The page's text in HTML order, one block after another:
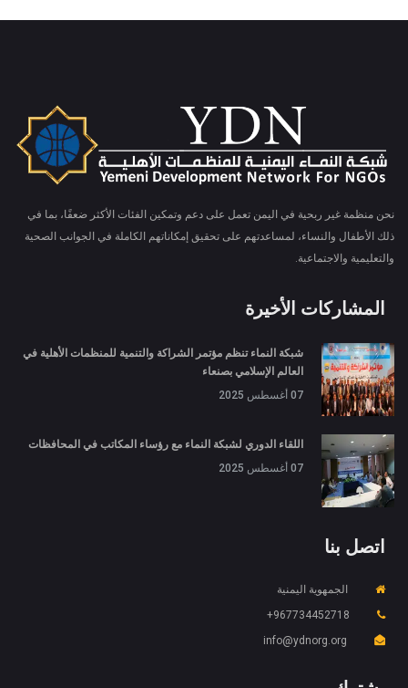
نحن منظمة غير ربحية في اليمن تعمل على دعم وتمكين الفئات الأكثر ضعفًا، بما في
ذلك الأطفال والنساء، لمساعدتهم على تحقيق إمكاناتهم الكاملة في الجوانب الصحية
والتعليمية والاجتماعية.
المشاركات الأخيرة
شبكة النماء تنظم مؤتمر الشراكة والتنمية للمنظمات الأهلية في
العالم الإسلامي بصنعاء
07 أغسطس 2025
اللقاء الدوري لشبكة النماء مع رؤساء المكاتب في المحافظات
07 أغسطس 2025
اتصل بنا
الجمهوية اليمنية
967734452718+
info@ydnorg.org
ملفات تعريف الارتباط والخصوصية